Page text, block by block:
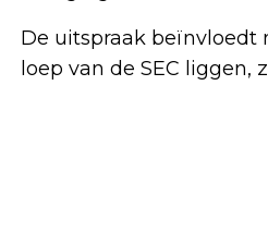
De uitspraak beïnvloedt
loep van de SEC liggen,